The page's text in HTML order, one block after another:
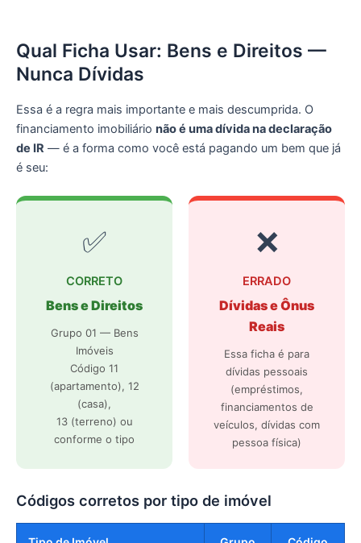
Qual Ficha Usar: Bens e Direitos —
Nunca Dívidas
Essa é a regra mais importante e mais descumprida. O
financiamento imobiliário não é uma dívida na declaração
de IR — é a forma como você está pagando um bem que já
é seu:
✅
CORRETO
Bens e Direitos
Grupo 01 — Bens
Imóveis
Código 11
(apartamento), 12
(casa),
13 (terreno) ou
conforme o tipo
❌
ERRADO
Dívidas e Ônus
Reais
Essa ficha é para
dívidas pessoais
(empréstimos,
financiamentos de
veículos, dívidas com
pessoa física)
Códigos corretos por tipo de imóvel